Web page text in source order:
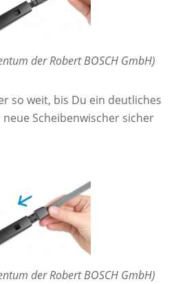
der Robert BOSCH GmbH)
so weit, bis Du ein deutliches
Scheibenwischer sicher
der Robert BOSCH GmbH)